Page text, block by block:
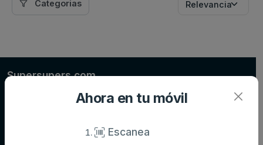
Categorias
Ahora en tu móvil
Escanea
Supersupers.com
Compara precios de supermercados y ahorra en tu compra diaria.
Información actualizada de miles de productos.